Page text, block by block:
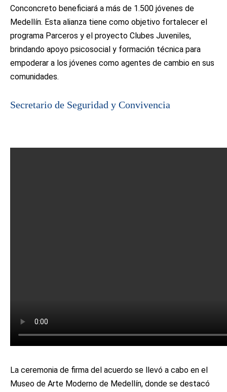
Conconcreto beneficiará a más de 1.500 jóvenes de
Medellín. Esta alianza tiene como objetivo fortalecer el
programa Parceros y el proyecto Clubes Juveniles,
brindando apoyo psicosocial y formación técnica para
empoderar a los jóvenes como agentes de cambio en sus
comunidades.
Secretario de Seguridad y Convivencia
La ceremonia de firma del acuerdo se llevó a cabo en el
Museo de Arte Moderno de Medellín, donde se destacó